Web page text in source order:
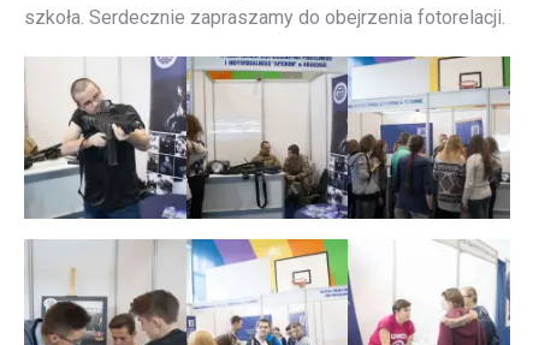
szkoła. Serdecznie zapraszamy do obejrzenia fotorelacji.